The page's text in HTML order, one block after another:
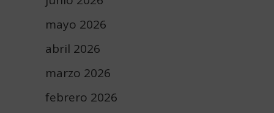
mayo 2026
abril 2026
marzo 2026
febrero 2026